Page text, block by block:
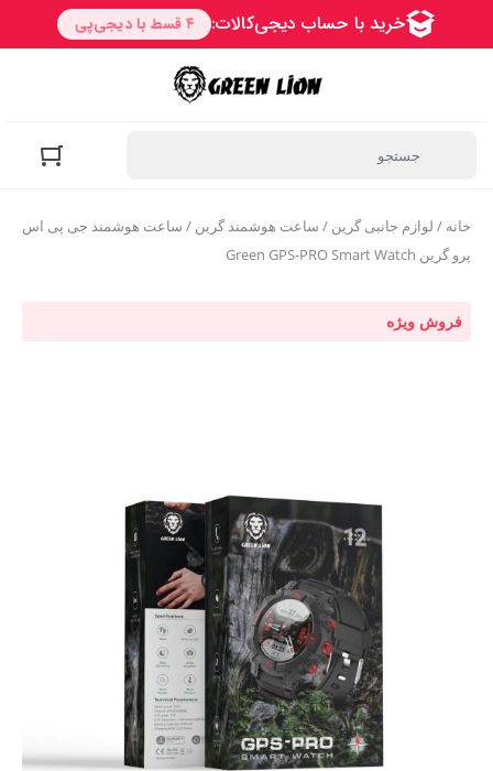
خانه / لوازم جانبی گرین / ساعت هوشمند گرین / ساعت هوشمند جی پی اس
پرو گرین Green GPS-PRO Smart Watch
فروش ویژه